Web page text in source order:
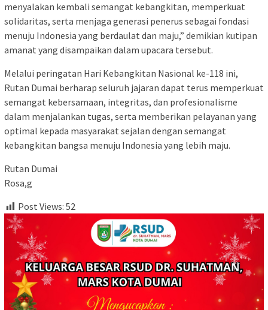
menyalakan kembali semangat kebangkitan, memperkuat
solidaritas, serta menjaga generasi penerus sebagai fondasi
menuju Indonesia yang berdaulat dan maju,” demikian kutipan
amanat yang disampaikan dalam upacara tersebut.
Melalui peringatan Hari Kebangkitan Nasional ke-118 ini,
Rutan Dumai berharap seluruh jajaran dapat terus memperkuat
semangat kebersamaan, integritas, dan profesionalisme
dalam menjalankan tugas, serta memberikan pelayanan yang
optimal kepada masyarakat sejalan dengan semangat
kebangkitan bangsa menuju Indonesia yang lebih maju.
Rutan Dumai
Rosa,g
Post Views: 52